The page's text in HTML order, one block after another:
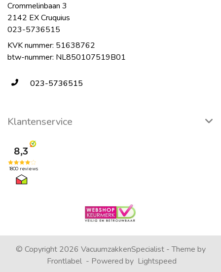
Crommelinbaan 3
2142 EX Cruquius
023-5736515
KVK nummer: 51638762
btw-nummer: NL850107519B01
023-5736515
Klantenservice
© Copyright 2026 VacuumzakkenSpecialist - Theme by
Frontlabel - Powered by Lightspeed